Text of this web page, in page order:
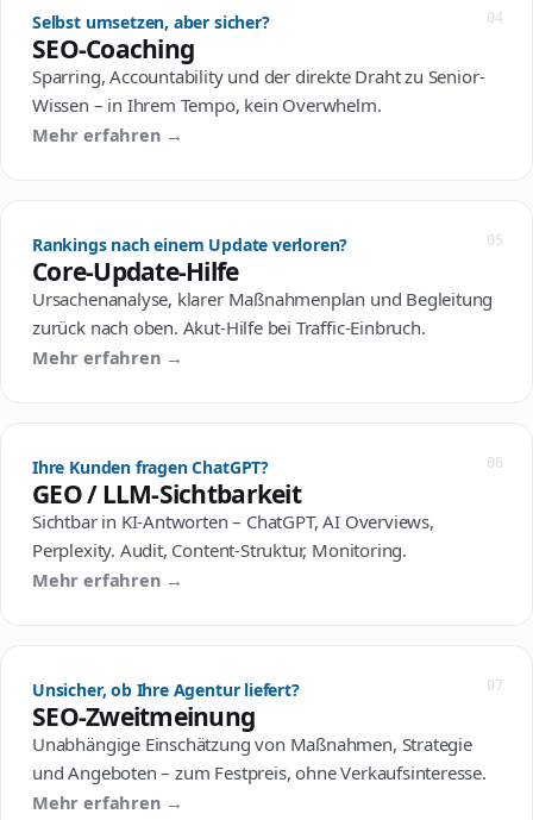
04
Selbst umsetzen, aber sicher?
SEO-Coaching
Sparring, Accountability und der direkte Draht zu Senior-
Wissen – in Ihrem Tempo, kein Overwhelm.
Mehr erfahren →
05
Rankings nach einem Update verloren?
Core-Update-Hilfe
Ursachenanalyse, klarer Maßnahmenplan und Begleitung
zurück nach oben. Akut-Hilfe bei Traffic-Einbruch.
Mehr erfahren →
06
Ihre Kunden fragen ChatGPT?
GEO / LLM-Sichtbarkeit
Sichtbar in KI-Antworten – ChatGPT, AI Overviews,
Perplexity. Audit, Content-Struktur, Monitoring.
Mehr erfahren →
07
Unsicher, ob Ihre Agentur liefert?
SEO-Zweitmeinung
Unabhängige Einschätzung von Maßnahmen, Strategie
und Angeboten – zum Festpreis, ohne Verkaufsinteresse.
Mehr erfahren →